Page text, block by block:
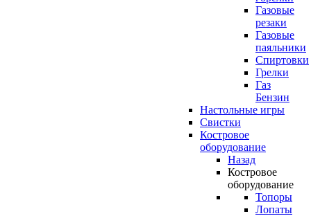
Газовые
резаки
Газовые
паяльники
Спиртовки
Грелки
Газ
Бензин
Настольные игры
Свистки
Костровое
оборудование
Назад
Костровое
оборудование
Топоры
Лопаты